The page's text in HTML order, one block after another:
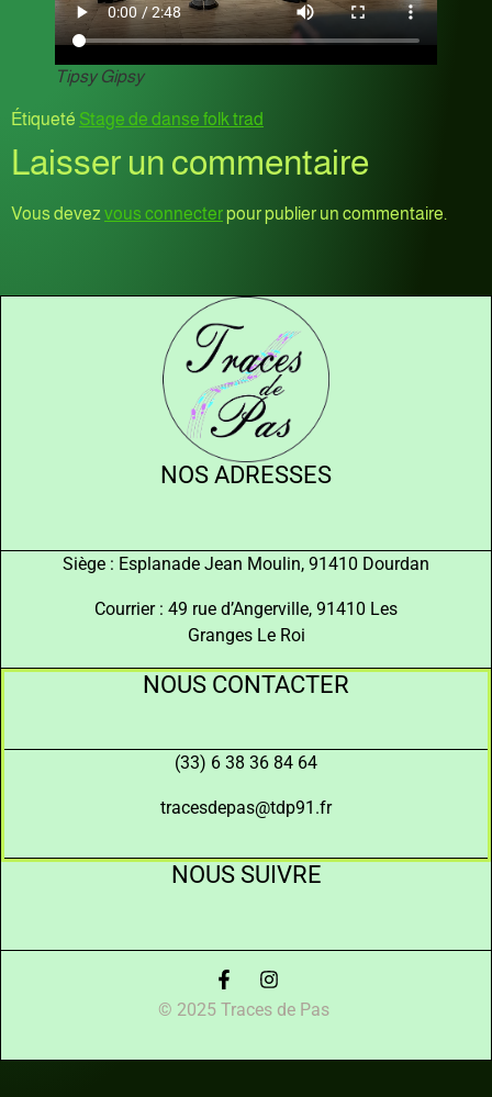
Tipsy Gipsy
Étiqueté Stage de danse folk trad
Laisser un commentaire
Vous devez vous connecterpour publier un commentaire.
NOS ADRESSES
Siège : Esplanade Jean Moulin, 91410 Dourdan
Courrier : 49 rue d’Angerville, 91410 Les
Granges Le Roi
NOUS CONTACTER
(33) 6 38 36 84 64
tracesdepas@tdp91.fr
NOUS SUIVRE
© 2025 Traces de Pas